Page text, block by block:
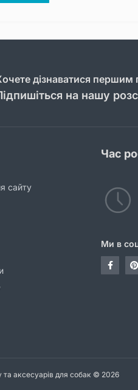
дізнаватися першим
на нашу
сайту
Час
Ми в
та аксесуарів для собак © 2026